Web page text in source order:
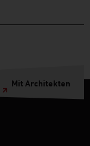
Mit Architekten